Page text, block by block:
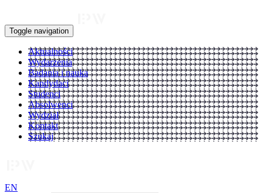
Toggle navigation
Aktualności
Wydarzenia
Badania i nauka
Kandydaci
Studenci
Absolwenci
Wydział
Kontakt
Szukaj
EN